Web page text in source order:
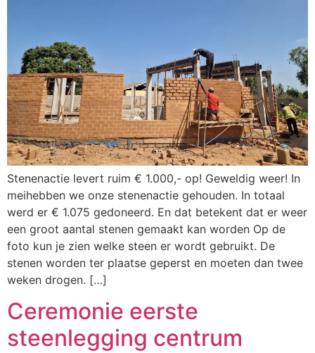
Stenenactie levert ruim € 1.000,- op! Geweldig weer! In
meihebben we onze stenenactie gehouden. In totaal
werd er € 1.075 gedoneerd. En dat betekent dat er weer
een groot aantal stenen gemaakt kan worden Op de
foto kun je zien welke steen er wordt gebruikt. De
stenen worden ter plaatse geperst en moeten dan twee
weken drogen. […]
Ceremonie eerste
steenlegging centrum